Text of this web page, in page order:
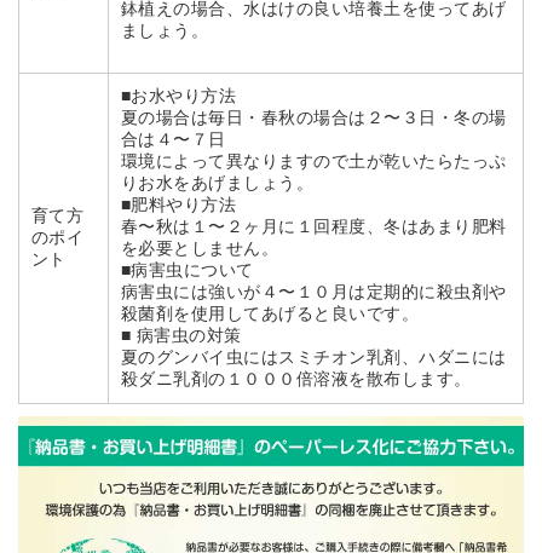
鉢植えの場合、水はけの良い培養土を使ってあげ
ましょう。
育て方
のポイ
ント
■お水やり方法
夏の場合は毎日・春秋の場合は２〜３日・冬の場
合は４〜７日
環境によって異なりますので土が乾いたらたっぷ
りお水をあげましょう。
■肥料やり方法
春〜秋は１〜２ヶ月に１回程度、冬はあまり肥料
を必要としません。
■病害虫について
病害虫には強いが４〜１０月は定期的に殺虫剤や
殺菌剤を使用してあげると良いです。
■ 病害虫の対策
夏のグンバイ虫にはスミチオン乳剤、ハダニには
殺ダニ乳剤の１０００倍溶液を散布します。